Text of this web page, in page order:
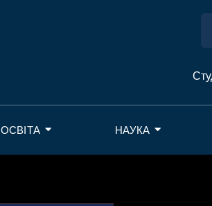
ОСВІТА НАУКА